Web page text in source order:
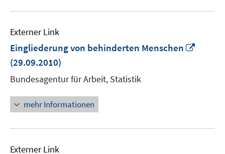
Externer Link
Eingliederung von behinderten Menschen
(29.09.2010)
Bundesagentur für Arbeit, Statistik
mehr Informationen
Externer Link